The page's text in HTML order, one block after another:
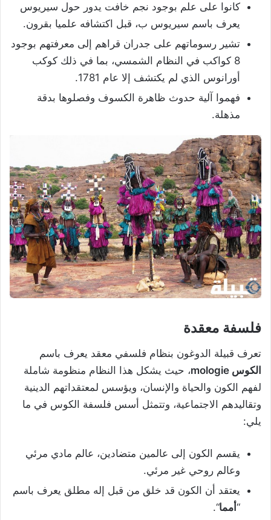
كانوا على علم بوجود نجم خافت يدور حول سيريوس
يعرف باسم سيريوس ب، قبل اكتشافه علميا بقرون.
تشير رسوماتهم على جدران قراهم إلى معرفتهم بوجود
8 كواكب في النظام الشمسي، بما في ذلك كوكب
أورانوس الذي لم يكتشف إلا عام 1781.
فهموا آلية حدوث ظاهرة الكسوف وفصلوها بدقة
مذهلة.
فلسفة معقدة
تعرف قبيلة الدوغون بنظام فلسفي معقد يعرف باسم
الكوس mologie
، حيث يشكل هذا النظام منظومة شاملة
لفهم الكون والحياة والإنسان، ويؤسس لمعتقداتهم الدينية
وتقاليدهم الاجتماعية، وتتمثل أسس فلسفة الكوس في ما
يلي:
يقسم الكون إلى عالمين متضادين، عالم مادي مرئي
وعالم روحي غير مرئي.
يعتقد أن الكون قد خلق من قبل إله مطلق يعرف باسم
“أمما“.